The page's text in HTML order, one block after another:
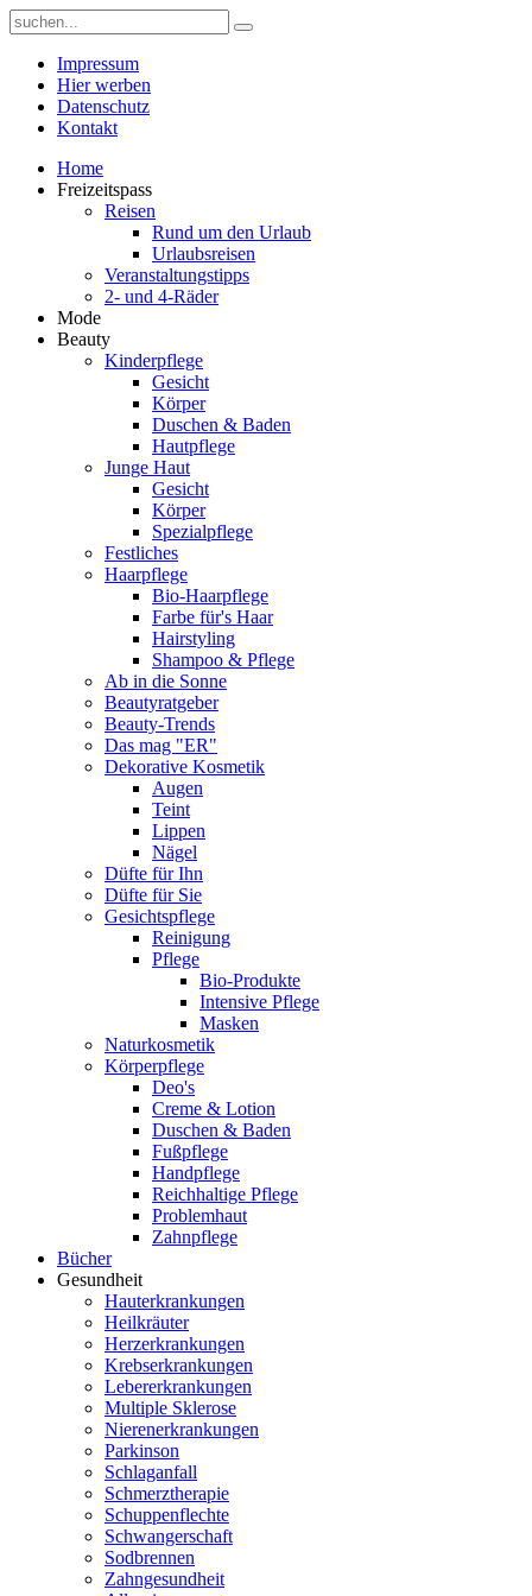
Impressum
Hier werben
Datenschutz
Kontakt
Home
Freizeitspass
Reisen
Rund um den Urlaub
Urlaubsreisen
Veranstaltungstipps
2- und 4-Räder
Mode
Beauty
Kinderpflege
Gesicht
Körper
Duschen & Baden
Hautpflege
Junge Haut
Gesicht
Körper
Spezialpflege
Festliches
Haarpflege
Bio-Haarpflege
Farbe für's Haar
Hairstyling
Shampoo & Pflege
Ab in die Sonne
Beautyratgeber
Beauty-Trends
Das mag "ER"
Dekorative Kosmetik
Augen
Teint
Lippen
Nägel
Düfte für Ihn
Düfte für Sie
Gesichtspflege
Reinigung
Pflege
Bio-Produkte
Intensive Pflege
Masken
Naturkosmetik
Körperpflege
Deo's
Creme & Lotion
Duschen & Baden
Fußpflege
Handpflege
Reichhaltige Pflege
Problemhaut
Zahnpflege
Bücher
Gesundheit
Hauterkrankungen
Heilkräuter
Herzerkrankungen
Krebserkrankungen
Lebererkrankungen
Multiple Sklerose
Nierenerkrankungen
Parkinson
Schlaganfall
Schmerztherapie
Schuppenflechte
Schwangerschaft
Sodbrennen
Zahngesundheit